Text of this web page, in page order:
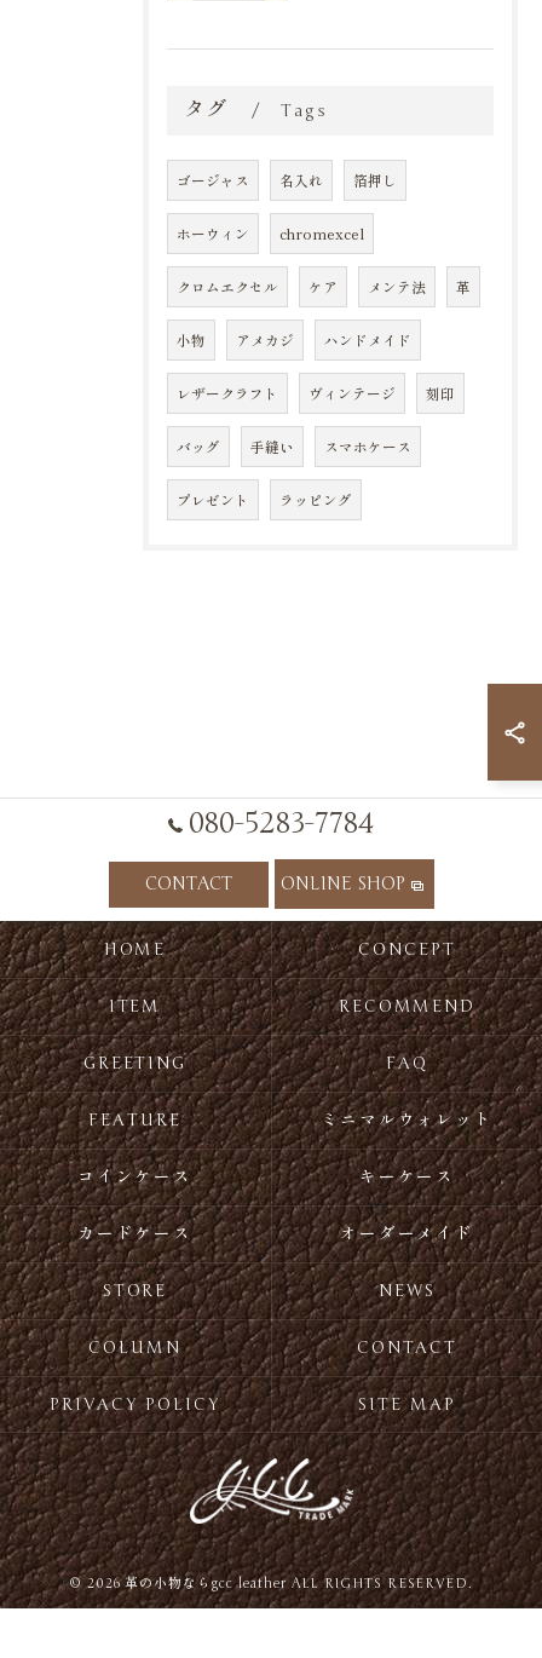
タグ Tags
ゴージャス 名入れ 箔押し
ホーウィン chromexcel
クロムエクセル ケア メンテ法 革
小物 アメカジ ハンドメイド
レザークラフト ヴィンテージ 刻印
バッグ 手縫い スマホケース
プレゼント ラッピング
080-5283-7784
CONTACT ONLINE SHOP
HOME CONCEPT
ITEM RECOMMEND
GREETING FAQ
FEATURE ミニマルウォレット
コインケース キーケース
カードケース オーダーメイド
STORE NEWS
COLUMN CONTACT
PRIVACY POLICY SITE MAP
© 2026 革の小物ならgcc leather ALL RIGHTS RESERVED.